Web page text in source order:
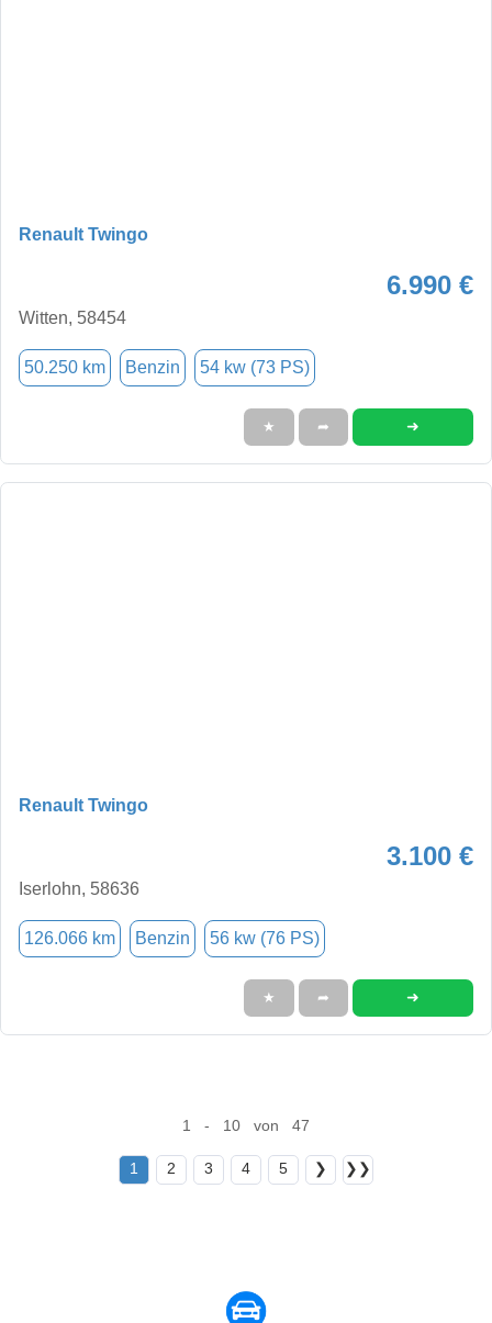
Renault Twingo
6.990 €
Witten, 58454
50.250 km Benzin 54 kw (73 PS)
★ ➦ ➜
Renault Twingo
3.100 €
Iserlohn, 58636
126.066 km Benzin 56 kw (76 PS)
★ ➦ ➜
1 - 10 von 47
1 2 3 4 5 ❯ ❯❯